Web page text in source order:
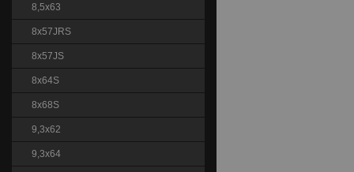
8,5x63
8x57JRS
8x57JS
8x64S
8x68S
9,3x62
9,3x64